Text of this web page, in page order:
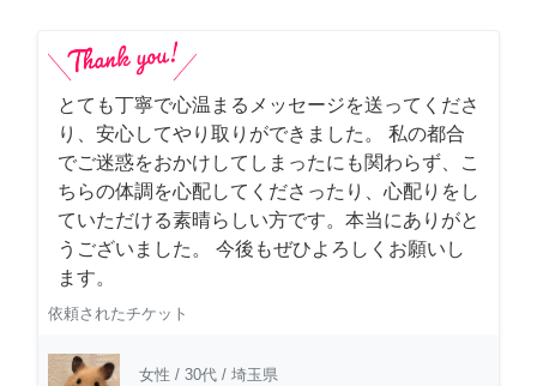
とても丁寧で心温まるメッセージを送ってくださ
り、安心してやり取りができました。 私の都合
でご迷惑をおかけしてしまったにも関わらず、こ
ちらの体調を心配してくださったり、心配りをし
ていただける素晴らしい方です。本当にありがと
うございました。 今後もぜひよろしくお願いし
ます。
依頼されたチケット
女性 / 30代 / 埼玉県